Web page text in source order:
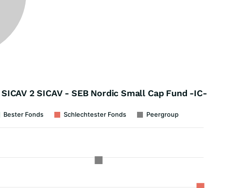
2 SICAV - SEB Nordic Small Cap Fund -IC-
Bester Fonds Schlechtester Fonds Peergroup